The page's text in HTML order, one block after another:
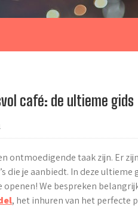
café: de ultieme gids
ontmoedigende taak zijn. Er
die je aanbiedt. In deze
openen! We bespreken
, het inhuren van het perfecte